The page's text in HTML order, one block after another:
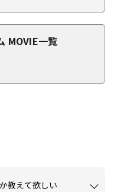
MOVIE一覧
教えて欲しい